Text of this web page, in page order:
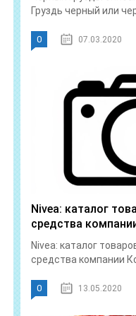
Груздь черный или
0 07.03.2020
Nivea: каталог
средства
Nivea: каталог
средства компании
0 13.05.2020